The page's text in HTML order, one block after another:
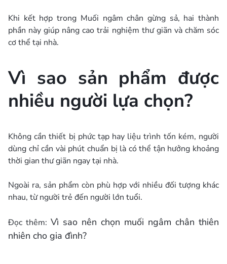
Khi kết hợp trong Muối ngâm chân gừng sả, hai thành
phần này giúp nâng cao trải nghiệm thư giãn và chăm sóc
cơ thể tại nhà.
Vì sao sản phẩm được
nhiều người lựa chọn?
Không cần thiết bị phức tạp hay liệu trình tốn kém, người
dùng chỉ cần vài phút chuẩn bị là có thể tận hưởng khoảng
thời gian thư giãn ngay tại nhà.
Ngoài ra, sản phẩm còn phù hợp với nhiều đối tượng khác
nhau, từ người trẻ đến người lớn tuổi.
Đọc thêm: Vì sao nên chọn muối ngâm chân thiên
nhiên cho gia đình?